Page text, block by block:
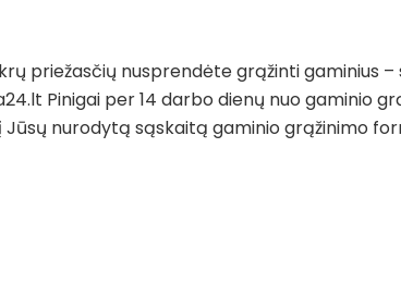
priežasčių nusprendėte grąžinti gaminius –
Pinigai per 14 darbo dienų nuo gaminio
Jūsų nurodytą sąskaitą gaminio grąžinimo